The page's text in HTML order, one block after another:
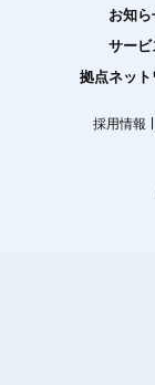
お知ら
サービ
拠点ネット
採用情報